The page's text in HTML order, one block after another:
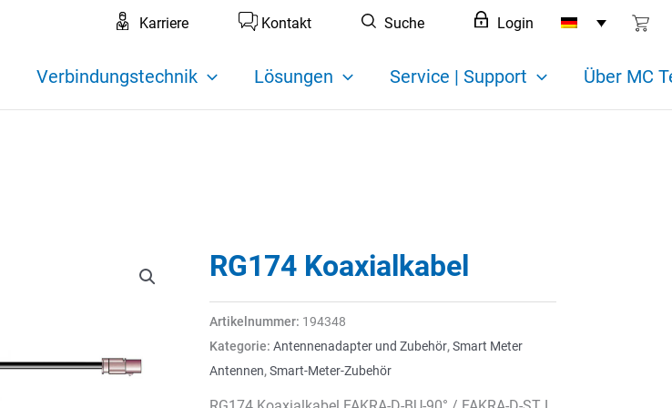
Karriere Kontakt Suche Login
Verbindungstechnik Lösungen Service | Support Über MC
RG174 Koaxialkabel
Artikelnummer: 194348
Kategorie: Antennenadapter und Zubehör,Smart Meter
Antennen,Smart-Meter-Zubehör